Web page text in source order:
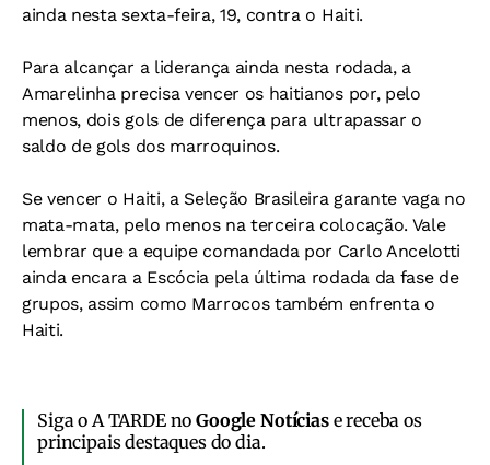
ainda nesta sexta-feira, 19, contra o Haiti.
Para alcançar a liderança ainda nesta rodada, a
Amarelinha precisa vencer os haitianos por, pelo
menos, dois gols de diferença para ultrapassar o
saldo de gols dos marroquinos.
Se vencer o Haiti, a Seleção Brasileira garante vaga no
mata-mata, pelo menos na terceira colocação. Vale
lembrar que a equipe comandada por Carlo Ancelotti
ainda encara a Escócia pela última rodada da fase de
grupos, assim como Marrocos também enfrenta o
Haiti.
Siga o A TARDE noGoogle Notíciase receba os
principais destaques do dia.